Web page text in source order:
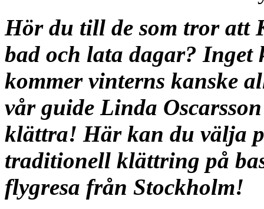
Hör du till de som tror att
bad och lata dagar? Inget
kommer vinterns kanske
vår guide Linda
klättra! Här kan du välja
traditionell klättring på
flygresa från Stockholm!